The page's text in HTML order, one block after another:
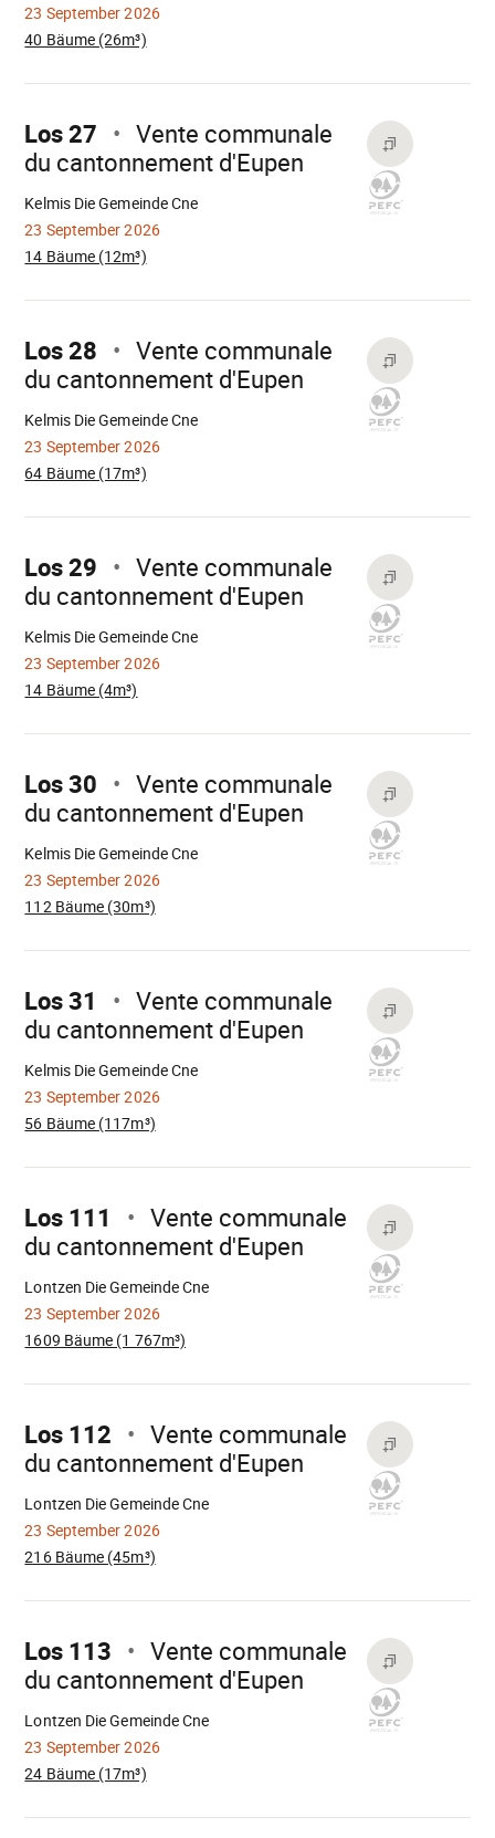
23 September 2026
40 Bäume (26m³)
Mach
Los 27
Vente communale
du cantonnement d'Eupen
23 September 2026
Kelmis Die Gemeinde Cne
14 Bäume (12m³)
Wird
Mach
Los 28
Vente communale
du cantonnement d'Eupen
23 September 2026
Kelmis Die Gemeinde Cne
64 Bäume (17m³)
Wird
Mach
Los 29
Vente communale
du cantonnement d'Eupen
23 September 2026
Kelmis Die Gemeinde Cne
14 Bäume (4m³)
Wird
Mach
Los 30
Vente communale
du cantonnement d'Eupen
23 September 2026
Kelmis Die Gemeinde Cne
112 Bäume (30m³)
Wird
Mach
Los 31
Vente communale
du cantonnement d'Eupen
23 September 2026
Kelmis Die Gemeinde Cne
56 Bäume (117m³)
Wird
Mach
Los 111
Vente communale
du cantonnement d'Eupen
23 September 2026
Lontzen Die Gemeinde Cne
1609 Bäume (1 767m³)
Wird
Mach
Los 112
Vente communale
du cantonnement d'Eupen
23 September 2026
Lontzen Die Gemeinde Cne
216 Bäume (45m³)
Wird
Mach
Los 113
Vente communale
du cantonnement d'Eupen
23 September 2026
Lontzen Die Gemeinde Cne
24 Bäume (17m³)
Wird
Mach